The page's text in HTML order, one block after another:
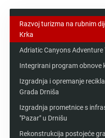
Razvoj turizma na rubnim
Krka
Adriatic Canyons Adventure
Integrirani program obnove
Izgradnja i opremanje
Grada Drniša
Izgradnja prometnice s
"Pazar" u Drnišu
Rekonstrukcija postojeće